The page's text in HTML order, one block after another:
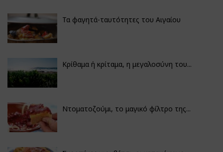
Τα φαγητά-ταυτότητες του Αιγαίου
Κρίθαμα ή κρίταμα, η μεγαλοσύνη του...
Ντοματοζούμι, το μαγικό φίλτρο της...